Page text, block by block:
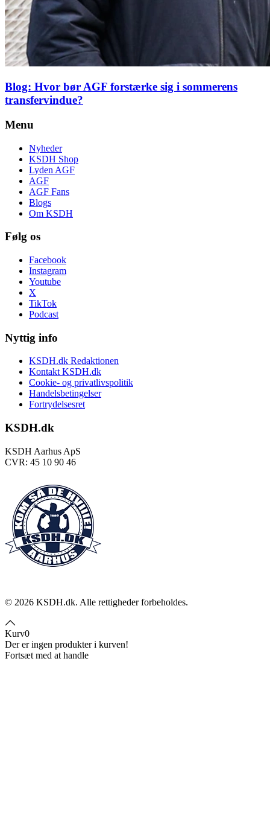
Blog: Hvor bør AGF forstærke sig i sommerens
transfervindue?
Menu
Nyheder
KSDH Shop
Lyden AGF
AGF
AGF Fans
Blogs
Om KSDH
Følg os
Facebook
Instagram
Youtube
X
TikTok
Podcast
Nyttig info
KSDH.dk Redaktionen
Kontakt KSDH.dk
Cookie- og privatlivspolitik
Handelsbetingelser
Fortrydelsesret
KSDH.dk
KSDH Aarhus ApS
CVR: 45 10 90 46
© 2026 KSDH.dk. Alle rettigheder forbeholdes.
Kurv0
Der er ingen produkter i kurven!
Fortsæt med at handle